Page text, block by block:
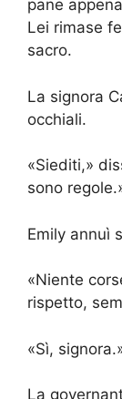
pane
Lei rimase
sacro.
La signora
occhiali.
«Siediti,»
sono
Emily annuì
«Niente
rispetto,
«Sì,
La